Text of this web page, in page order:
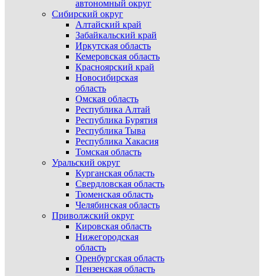
автономный округ
Сибирский округ
Алтайский край
Забайкальский край
Иркутская область
Кемеровская область
Красноярский край
Новосибирская
область
Омская область
Республика Алтай
Республика Бурятия
Республика Тыва
Республика Хакасия
Томская область
Уральский округ
Курганская область
Свердловская область
Тюменская область
Челябинская область
Приволжский округ
Кировская область
Нижегородская
область
Оренбургская область
Пензенская область